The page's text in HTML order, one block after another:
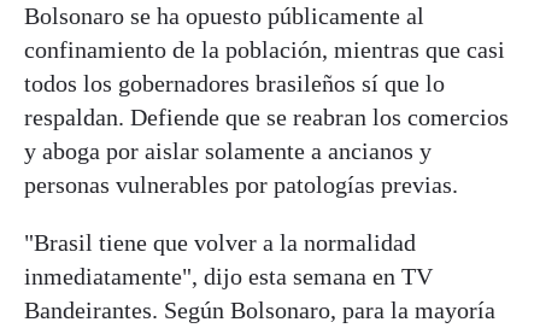
Bolsonaro se ha opuesto públicamente al
confinamiento de la población, mientras que casi
todos los gobernadores brasileños sí que lo
respaldan. Defiende que se reabran los comercios
y aboga por aislar solamente a ancianos y
personas vulnerables por patologías previas.
"Brasil tiene que volver a la normalidad
inmediatamente", dijo esta semana en TV
Bandeirantes. Según Bolsonaro, para la mayoría